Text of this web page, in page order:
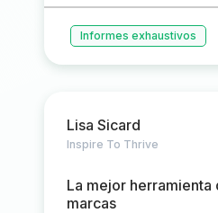
Informes exhaustivos
Lisa Sicard
Inspire To Thrive
La mejor herramienta
marcas